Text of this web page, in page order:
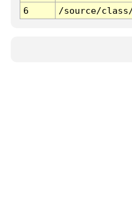
6
/source/